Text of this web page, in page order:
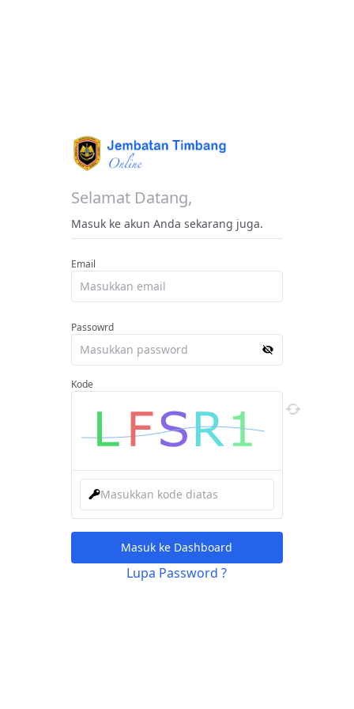
Selamat Datang,
Masuk ke akun Anda sekarang juga.
Email
Passowrd
Kode
Lupa Password ?
Masuk ke Dashboard